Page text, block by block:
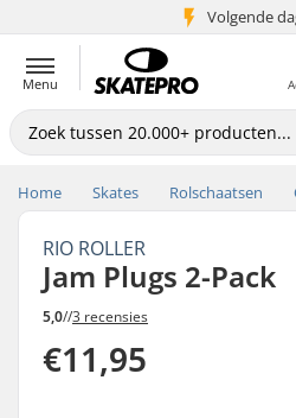
Volgende
5+ mln.
Menu
Home Skates Rolschaatsen
RIO ROLLER
Jam Plugs 2-Pack
5,0//3 recensies
€11,95